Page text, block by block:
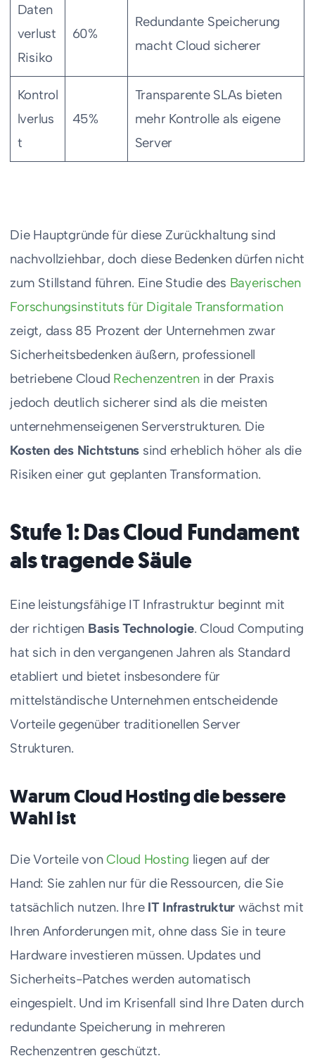
Daten
verlust
Risiko
60%
Redundante Speicherung
macht Cloud sicherer
Kontrol
lverlus
t
45%
Transparente SLAs bieten
mehr Kontrolle als eigene
Server
Die Hauptgründe für diese Zurückhaltung sind
nachvollziehbar, doch diese Bedenken dürfen nicht
zum Stillstand führen. Eine Studie des Bayerischen
Forschungsinstituts für Digitale Transformation
zeigt, dass 85 Prozent der Unternehmen zwar
Sicherheitsbedenken äußern, professionell
betriebene Cloud Rechenzentrenin der Praxis
jedoch deutlich sicherer sind als die meisten
unternehmenseigenen Serverstrukturen. Die
Kosten des Nichtstuns sind erheblich höher als die
Risiken einer gut geplanten Transformation.
Stufe 1: Das Cloud Fundament
als tragende Säule
Eine leistungsfähige IT Infrastruktur beginnt mit
der richtigen Basis Technologie. Cloud Computing
hat sich in den vergangenen Jahren als Standard
etabliert und bietet insbesondere für
mittelständische Unternehmen entscheidende
Vorteile gegenüber traditionellen Server
Strukturen.
Warum Cloud Hosting die bessere
Wahl ist
Die Vorteile vonCloud Hosting liegen auf der
Hand: Sie zahlen nur für die Ressourcen, die Sie
tatsächlich nutzen. Ihre IT Infrastruktur wächst mit
Ihren Anforderungen mit, ohne dass Sie in teure
Hardware investieren müssen. Updates und
Sicherheits-Patches werden automatisch
eingespielt. Und im Krisenfall sind Ihre Daten durch
redundante Speicherung in mehreren
Rechenzentren geschützt.